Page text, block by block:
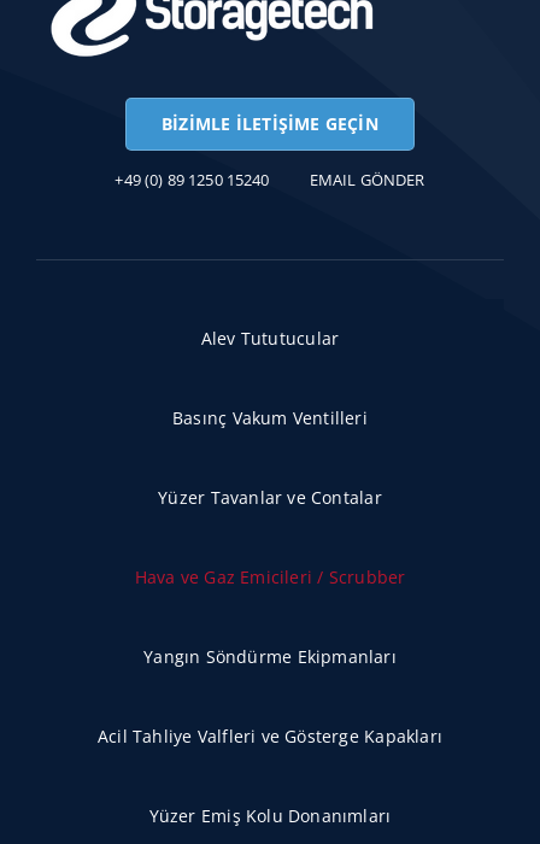
BIZIMLE İLETIŞIME GEÇIN
Alev Tututucular
Basınç Vakum Ventilleri
Yüzer Tavanlar ve Contalar
Hava ve Gaz Emicileri / Scrubber
Yangın Söndürme Ekipmanları
Acil Tahliye Valfleri ve Gösterge Kapakları
Yüzer Emiş Kolu Donanımları
+49 (0) 89 1250 15240 EMAIL GÖNDER